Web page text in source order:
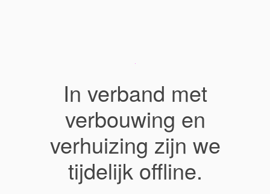
In verband met
verbouwing en
verhuizing zijn we
tijdelijk offline.